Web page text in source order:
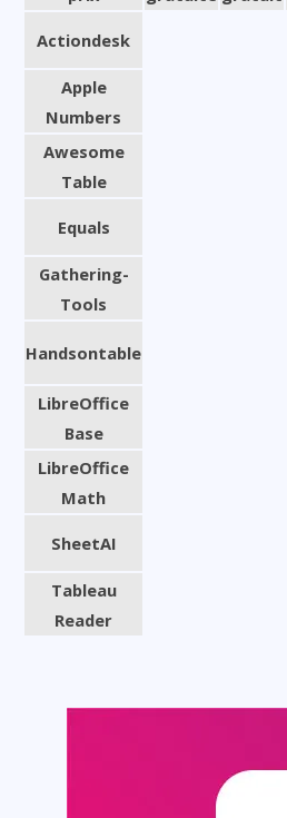
Actiondesk
Apple
Numbers
Awesome
Table
Equals
Gathering-
Tools
Handsontable
LibreOffice
Base
LibreOffice
Math
SheetAI
Tableau
Reader